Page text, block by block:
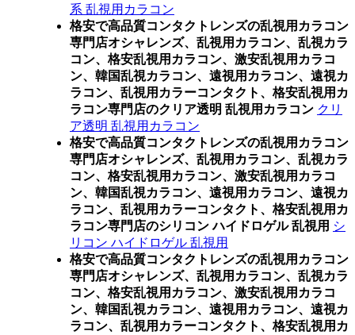
系 乱視用カラコン
格安で高品質コンタクトレンズの乱視用カラコン
専門店オシャレンズ、乱視用カラコン、乱視カラ
コン、格安乱視用カラコン、激安乱視用カラコ
ン、韓国乱視カラコン、遠視用カラコン、遠視カ
ラコン、乱視用カラーコンタクト、格安乱視用カ
ラコン専門店のクリア透明 乱視用カラコン クリ
ア透明 乱視用カラコン
格安で高品質コンタクトレンズの乱視用カラコン
専門店オシャレンズ、乱視用カラコン、乱視カラ
コン、格安乱視用カラコン、激安乱視用カラコ
ン、韓国乱視カラコン、遠視用カラコン、遠視カ
ラコン、乱視用カラーコンタクト、格安乱視用カ
ラコン専門店のシリコン ハイドロゲル 乱視用 シ
リコン ハイドロゲル 乱視用
格安で高品質コンタクトレンズの乱視用カラコン
専門店オシャレンズ、乱視用カラコン、乱視カラ
コン、格安乱視用カラコン、激安乱視用カラコ
ン、韓国乱視カラコン、遠視用カラコン、遠視カ
ラコン、乱視用カラーコンタクト、格安乱視用カ